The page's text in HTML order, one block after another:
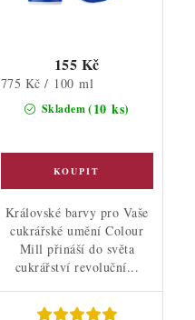
Skladem(10 ks)
155 Kč
Měrná
cena:
775 Kč / 100 ml
Královské barvy pro Vaše
cukrářské umění Colour
Mill přináší do světa
cukrářství revoluční...